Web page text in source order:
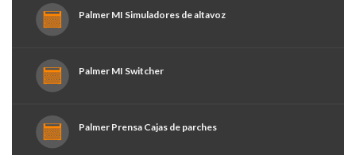
Palmer MI Simuladores de altavoz
Palmer MI Switcher
Palmer Prensa Cajas de parches